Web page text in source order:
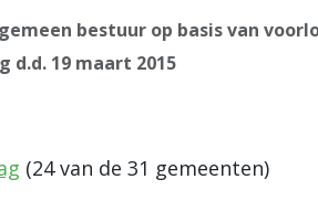
bestuur op basis van
19 maart 2015
(24 van de 31 gemeenten)